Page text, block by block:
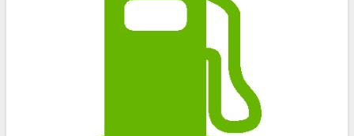
navegación